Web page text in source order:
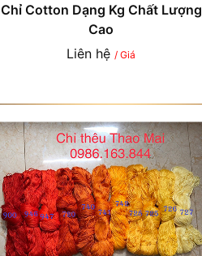
Chỉ Cotton Dạng Kg Chất Lượng
Cao
Liên hệ / Giá